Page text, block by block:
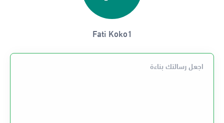
Fati Koko1